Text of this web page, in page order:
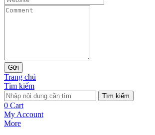
Gửi
Trang chủ
Tìm kiếm
Tìm kiếm
0 Cart
My Account
More